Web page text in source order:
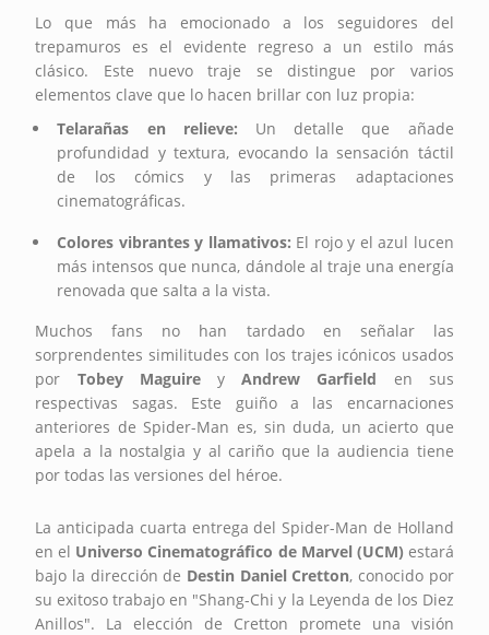
Lo que más ha emocionado a los seguidores del
trepamuros es el evidente regreso a un estilo más
clásico. Este nuevo traje se distingue por varios
elementos clave que lo hacen brillar con luz propia:
Telarañas en relieve: Un detalle que añade
profundidad y textura, evocando la sensación táctil
de los cómics y las primeras adaptaciones
cinematográficas.
Colores vibrantes y llamativos: El rojo y el azul lucen
más intensos que nunca, dándole al traje una energía
renovada que salta a la vista.
Muchos fans no han tardado en señalar las
sorprendentes similitudes con los trajes icónicos usados
por Tobey MaguireyAndrew Garfield en sus
respectivas sagas. Este guiño a las encarnaciones
anteriores de Spider-Man es, sin duda, un acierto que
apela a la nostalgia y al cariño que la audiencia tiene
por todas las versiones del héroe.
La anticipada cuarta entrega del Spider-Man de Holland
en el Universo Cinematográfico de Marvel (UCM) estará
bajo la dirección de Destin Daniel Cretton, conocido por
su exitoso trabajo en "Shang-Chi y la Leyenda de los Diez
Anillos". La elección de Cretton promete una visión